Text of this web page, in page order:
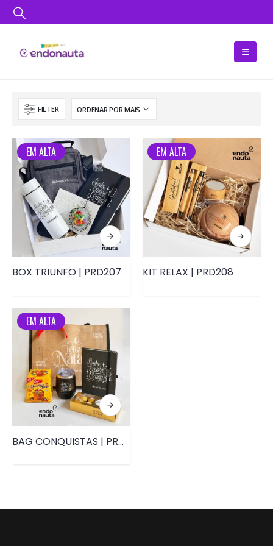
FILTER
EM ALTA
BOX TRIUNFO | PRD207
EM ALTA
KIT RELAX | PRD208
EM ALTA
BAG CONQUISTAS | PRD123